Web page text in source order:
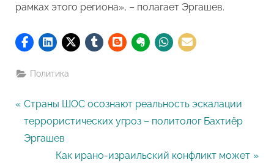
рамках этого региона», – полагает Эргашев.
Политика
Навигация
по
записям
P
r
e
Страны ШОС осознают реальность эскалации
террористических угроз – политолог Бахтиёр
Эргашев
N
Как ирано-израильский конфликт может